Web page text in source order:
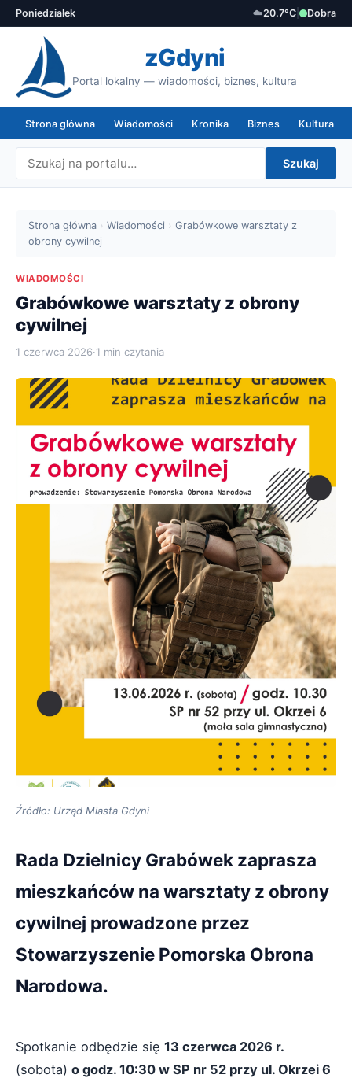
Poniedziałek ☁️20.7°C Dobra
zGdyni
Portal lokalny — wiadomości, biznes, kultura
Strona główna Wiadomości Kronika Biznes Kultura
Szukaj
Strona główna › Wiadomości › Grabówkowe warsztaty z
obrony cywilnej
WIADOMOŚCI
Grabówkowe warsztaty z obrony
cywilnej
1 czerwca 2026·1 min czytania
Źródło: Urząd Miasta Gdyni
Rada Dzielnicy Grabówek zaprasza
mieszkańców na warsztaty z obrony
cywilnej prowadzone przez
Stowarzyszenie Pomorska Obrona
Narodowa.
Spotkanie odbędzie się 13 czerwca 2026 r.
(sobota) o godz. 10:30 w SP nr 52 przy ul. Okrzei 6